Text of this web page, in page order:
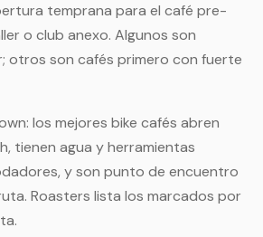
temprana para el café pre-
o club anexo. Algunos son
otros son cafés primero con fuerte
los mejores bike cafés abren
tienen agua y herramientas
y son punto de encuentro
Roasters lista los marcados por